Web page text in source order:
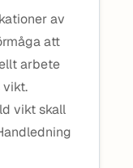
av
att
arbete
vikt.
vikt skall